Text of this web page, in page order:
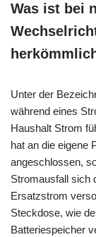
Was ist bei
Unter der
während eines
Haushalt Strom
hat an die eigene
angeschlossen,
Stromausfall sich
Ersatzstrom
Steckdose, wie
Batteriespeicher